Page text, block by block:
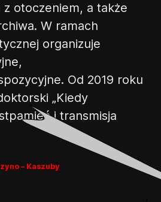
– Kaszuby
z otoczeniem, a także
W ramach
organizuje
Od 2019 roku
„Kiedy
ęći transmisja